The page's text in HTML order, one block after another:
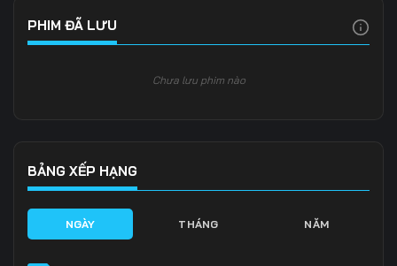
PHIM ĐÃ LƯU
Chưa lưu phim nào
BẢNG XẾP HẠNG
NGÀY THÁNG NĂM